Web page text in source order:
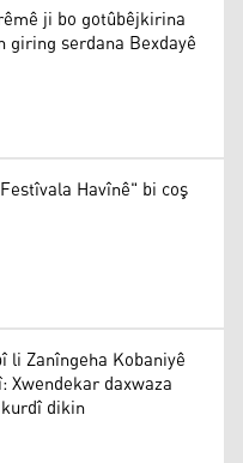
ji bo gotûbêjkirina
giring serdana Bexdayê
Havînê" bi coş
li Zanîngeha Kobaniyê
Xwendekar daxwaza
dikin